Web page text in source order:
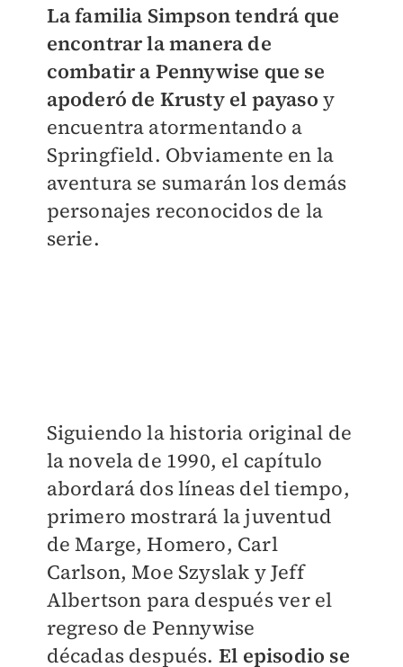
La familia Simpson tendrá que
encontrar la manera de
combatir a Pennywise que se
apoderó de Krusty el payasoy
encuentra atormentando a
Springfield. Obviamente en la
aventura se sumarán los demás
personajes reconocidos de la
serie.
Siguiendo la historia original de
la novela de 1990, el capítulo
abordará dos líneas del tiempo,
primero mostrará la juventud
de Marge, Homero, Carl
Carlson, Moe Szyslak y Jeff
Albertson para después ver el
regreso de Pennywise
décadas después. El episodio se